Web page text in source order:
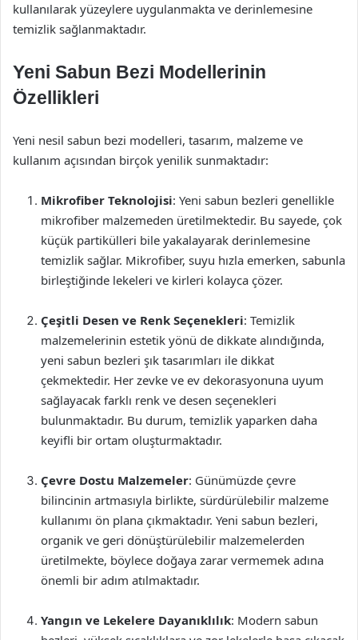
kullanılarak yüzeylere uygulanmakta ve derinlemesine
temizlik sağlanmaktadır.
Yeni Sabun Bezi Modellerinin
Özellikleri
Yeni nesil sabun bezi modelleri, tasarım, malzeme ve
kullanım açısından birçok yenilik sunmaktadır:
Mikrofiber Teknolojisi: Yeni sabun bezleri genellikle
mikrofiber malzemeden üretilmektedir. Bu sayede, çok
küçük partikülleri bile yakalayarak derinlemesine
temizlik sağlar. Mikrofiber, suyu hızla emerken, sabunla
birleştiğinde lekeleri ve kirleri kolayca çözer.
Çeşitli Desen ve Renk Seçenekleri: Temizlik
malzemelerinin estetik yönü de dikkate alındığında,
yeni sabun bezleri şık tasarımları ile dikkat
çekmektedir. Her zevke ve ev dekorasyonuna uyum
sağlayacak farklı renk ve desen seçenekleri
bulunmaktadır. Bu durum, temizlik yaparken daha
keyifli bir ortam oluşturmaktadır.
Çevre Dostu Malzemeler: Günümüzde çevre
bilincinin artmasıyla birlikte, sürdürülebilir malzeme
kullanımı ön plana çıkmaktadır. Yeni sabun bezleri,
organik ve geri dönüştürülebilir malzemelerden
üretilmekte, böylece doğaya zarar vermemek adına
önemli bir adım atılmaktadır.
Yangın ve Lekelere Dayanıklılık: Modern sabun